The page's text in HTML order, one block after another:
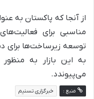
از آنجا که پاکستان به
مناسبی برای
توسعه زیرساخت‌ها برای
به این بازار به
می‌پیوندد.
منبع : خبرگزاری تسنیم